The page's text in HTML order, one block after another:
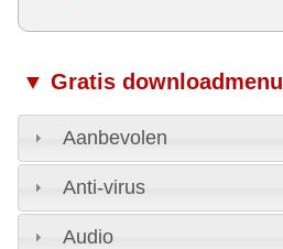
▼ Gratis downloadmenu
Aanbevolen
Anti-virus
Audio